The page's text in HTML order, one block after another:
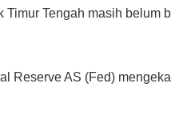
Tengah masih belum
Reserve AS (Fed)